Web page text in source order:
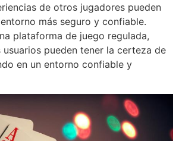
de otros jugadores pueden
más seguro y confiable.
plataforma de juego regulada,
pueden tener la certeza de
en un entorno confiable y